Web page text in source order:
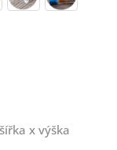
x výška